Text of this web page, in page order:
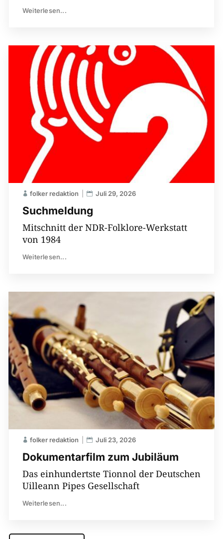
Weiterlesen...
Suchmeldung
folker redaktion Juli 29, 2026
Mitschnitt der NDR-Folklore-Werkstatt
von 1984
Weiterlesen...
Dokumentarfilm zum Jubiläum
folker redaktion Juli 23, 2026
Das einhundertste Tionnol der Deutschen
Uilleann Pipes Gesellschaft
Weiterlesen...